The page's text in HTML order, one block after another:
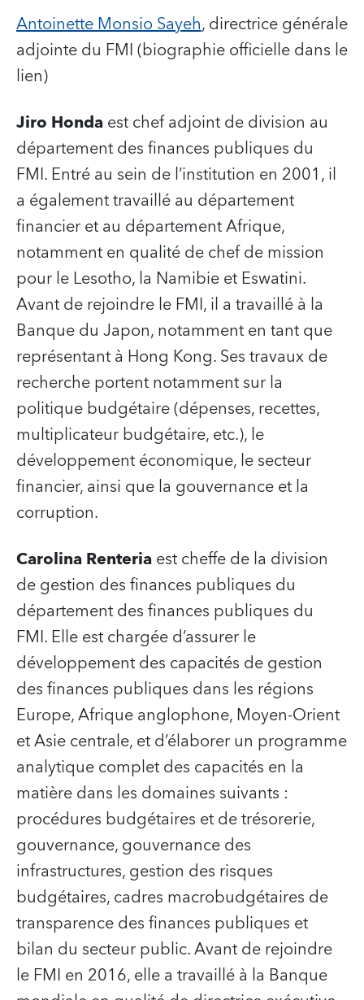
Antoinette Monsio Sayeh, directrice générale
adjointe du FMI (biographie officielle dans le
lien)
Jiro Hondaest chef adjoint de division au
département des finances publiques du
FMI. Entré au sein de l’institution en 2001, il
a également travaillé au département
financier et au département Afrique,
notamment en qualité de chef de mission
pour le Lesotho, la Namibie et Eswatini.
Avant de rejoindre le FMI, il a travaillé à la
Banque du Japon, notamment en tant que
représentant à Hong Kong. Ses travaux de
recherche portent notamment sur la
politique budgétaire (dépenses, recettes,
multiplicateur budgétaire, etc.), le
développement économique, le secteur
financier, ainsi que la gouvernance et la
corruption.
Carolina Renteriaest cheffe de la division
de gestion des finances publiques du
département des finances publiques du
FMI. Elle est chargée d’assurer le
développement des capacités de gestion
des finances publiques dans les régions
Europe, Afrique anglophone, Moyen-Orient
et Asie centrale, et d’élaborer un programme
analytique complet des capacités en la
matière dans les domaines suivants :
procédures budgétaires et de trésorerie,
gouvernance, gouvernance des
infrastructures, gestion des risques
budgétaires, cadres macrobudgétaires de
transparence des finances publiques et
bilan du secteur public. Avant de rejoindre
le FMI en 2016, elle a travaillé à la Banque